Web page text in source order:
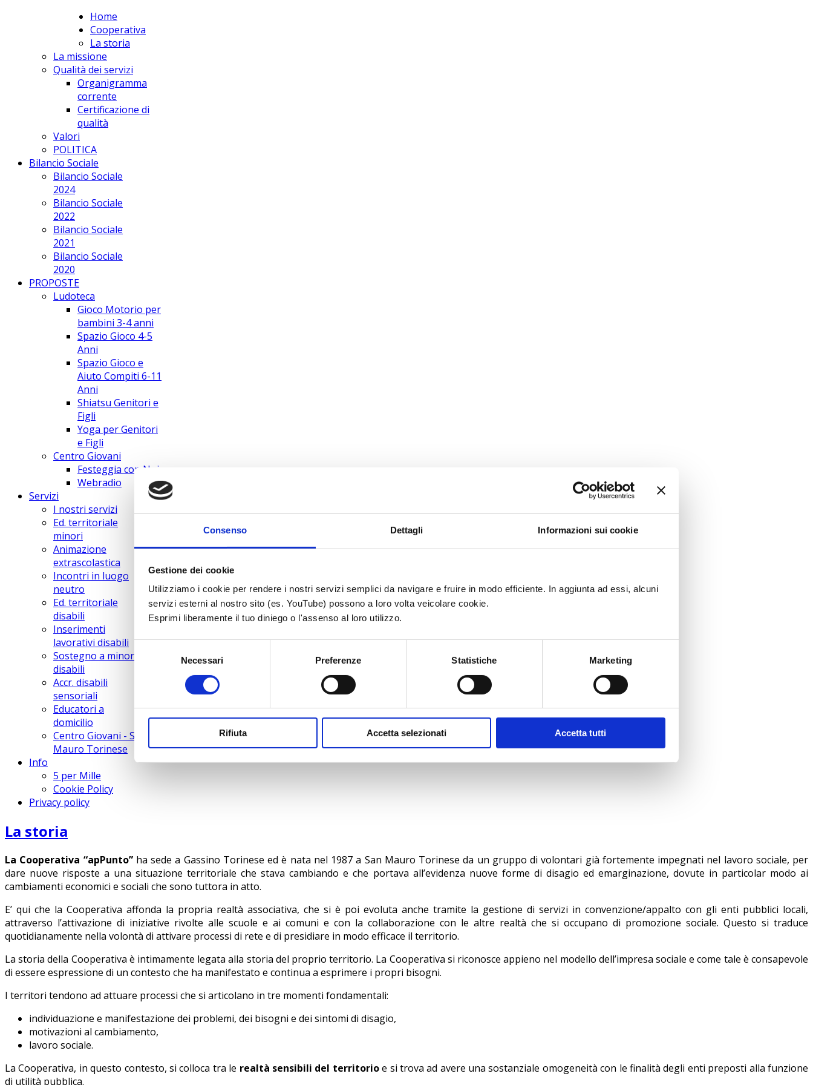
Consenso Dettagli Informazioni sui cookie
Gestione dei cookie
Utilizziamo i cookie per rendere i nostri servizi semplici da navigare e fruire in modo efficiente. In aggiunta ad essi, alcuni
servizi esterni al nostro sito (es. YouTube) possono a loro volta veicolare cookie.
Esprimi liberamente il tuo diniego o l'assenso al loro utilizzo.
del
Necessari Preferenze Statistiche Marketing
Rifiuta Accetta selezionati Accetta tutti
apPUNTO Scs Home
Cooperativa
La storia
La missione
Qualità dei servizi
Organigramma
corrente
Certificazione di
qualità
Valori
POLITICA
Bilancio Sociale
Bilancio Sociale
2024
Bilancio Sociale
2022
Bilancio Sociale
2021
Bilancio Sociale
2020
PROPOSTE
Ludoteca
Gioco Motorio per
bambini 3-4 anni
Spazio Gioco 4-5
Anni
Spazio Gioco e
Aiuto Compiti 6-11
Anni
Shiatsu Genitori e
Figli
Yoga per Genitori
e Figli
Centro Giovani
Festeggia con Noi
Webradio
Servizi
I nostri servizi
Ed. territoriale
minori
Animazione
extrascolastica
Incontri in luogo
neutro
Ed. territoriale
disabili
Inserimenti
lavorativi disabili
Sostegno a minori
disabili
Accr. disabili
sensoriali
Educatori a
domicilio
Centro Giovani - S.
Mauro Torinese
Info
5 per Mille
Cookie Policy
Privacy policy
La storia
La Cooperativa “apPunto”ha sede a Gassino Torinese ed è nata nel 1987 a San Mauro Torinese da un gruppo di volontari già fortemente impegnati nel lavoro sociale, per
dare nuove risposte a una situazione territoriale che stava cambiando e che portava all’evidenza nuove forme di disagio ed emarginazione, dovute in particolar modo ai
cambiamenti economici e sociali che sono tuttora in atto.
E’ qui che la Cooperativa affonda la propria realtà associativa, che si è poi evoluta anche tramite la gestione di servizi in convenzione/appalto con gli enti pubblici locali,
attraverso l’attivazione di iniziative rivolte alle scuole e ai comuni e con la collaborazione con le altre realtà che si occupano di promozione sociale. Questo si traduce
quotidianamente nella volontà di attivare processi di rete e di presidiare in modo efficace il territorio.
La storia della Cooperativa è intimamente legata alla storia del proprio territorio. La Cooperativa si riconosce appieno nel modello dell’impresa sociale e come tale è consapevole
di essere espressione di un contesto che ha manifestato e continua a esprimere i propri bisogni.
I territori tendono ad attuare processi che si articolano in tre momenti fondamentali:
individuazione e manifestazione dei problemi, dei bisogni e dei sintomi di disagio,
motivazioni al cambiamento,
lavoro sociale.
La Cooperativa, in questo contesto, si colloca tra le realtà sensibili del territorioe si trova ad avere una sostanziale omogeneità con le finalità degli enti preposti alla funzione
di utilità pubblica.